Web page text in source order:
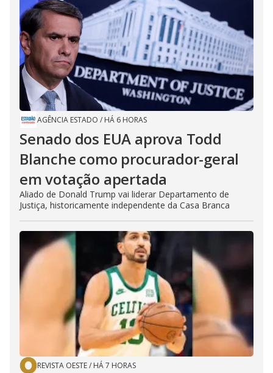
AGÊNCIA ESTADO / HÁ 6 HORAS
Senado dos EUA aprova Todd
Blanche como procurador-geral
em votação apertada
Aliado de Donald Trump vai liderar Departamento de
Justiça, historicamente independente da Casa Branca
REVISTA OESTE/ HÁ 7 HORAS